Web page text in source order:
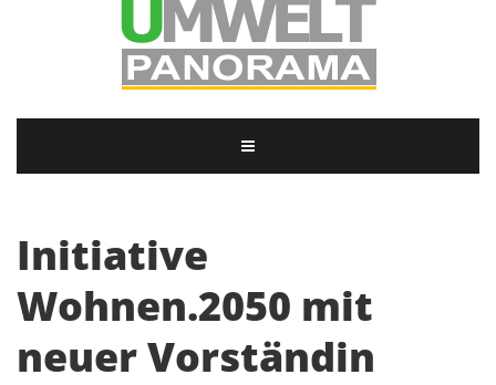
Initiative
Wohnen.2050 mit
neuer Vorständin